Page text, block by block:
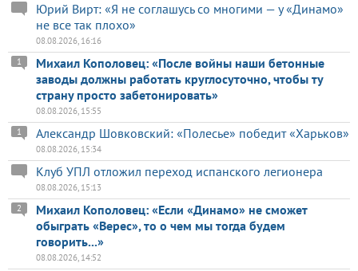
Юрий Вирт: «Я не соглашусь со многими — у «Динамо»
не все так плохо»
08.08.2026, 16:16
Михаил Кополовец: «После войны наши бетонные
заводы должны работать круглосуточно, чтобы ту
страну просто забетонировать»
1
08.08.2026, 15:55
Александр Шовковский: «Полесье» победит «Харьков»
1
08.08.2026, 15:34
Клуб УПЛ отложил переход испанского легионера
08.08.2026, 15:13
Михаил Кополовец: «Если «Динамо» не сможет
обыграть «Верес», то о чем мы тогда будем
говорить...»
2
08.08.2026, 14:52